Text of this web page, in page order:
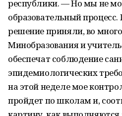
республики. — Но мы не
образовательный
решение приняли, во
Минобразования и
обеспечат соблюдение
эпидемиологических
на этой неделе мое
пройдет по школам и,